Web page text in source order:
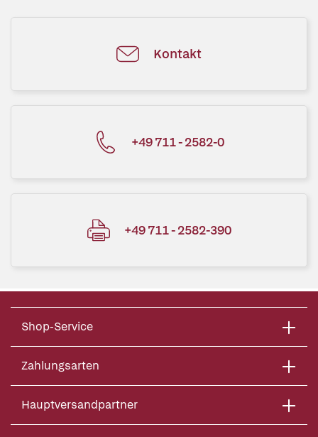
Kontakt
+49 711 - 2582-0
+49 711 - 2582-390
Shop-Service
Zahlungsarten
Hauptversandpartner